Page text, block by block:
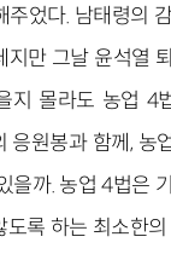
었다. 남태령의
지만 그날 윤석열
지 몰라도 농업 4
응원봉과 함께, 농
을까. 농업 4법은
록 하는 최소한